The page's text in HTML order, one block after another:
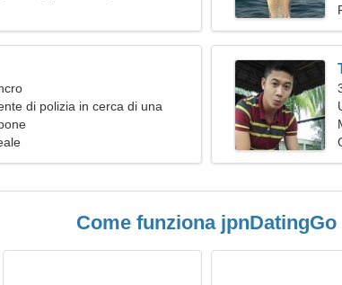
di polizia in cerca di una
Come funziona jpnDatingGo